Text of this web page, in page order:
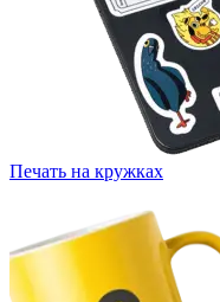
Печать на кружках